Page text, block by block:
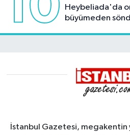
Heybeliada'da
büyümeden
İstanbul Gazetesi, megakentin